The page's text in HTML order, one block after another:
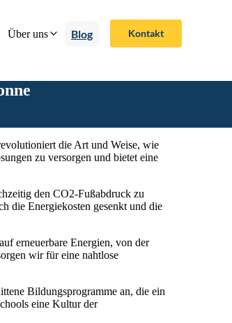
Über uns Blog Kontakt
die Art und Weise, wie
zu versorgen und bietet eine
den CO2-Fußabdruck zu
die Energiekosten gesenkt und die
erneuerbare Energien, von der
wir für eine nahtlose
Bildungsprogramme an, die ein
eine Kultur der